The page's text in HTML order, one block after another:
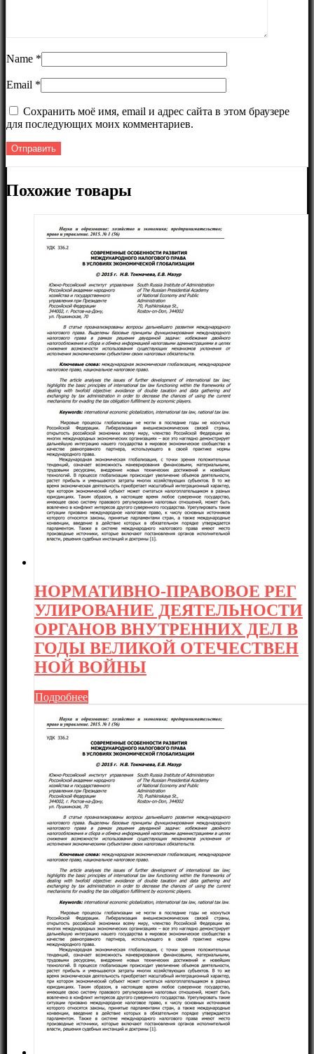
Name *
Email *
Сохранить моё имя, email и адрес сайта в этом браузере
для последующих моих комментариев.
Похожие товары
НОРМАТИВНО-ПРАВОВОЕ РЕГ
УЛИРОВАНИЕ ДЕЯТЕЛЬНОСТИ
ОРГАНОВ ВНУТРЕННИХ ДЕЛ В
ГОДЫ ВЕЛИКОЙ ОТЕЧЕСТВЕН
НОЙ ВОЙНЫ
Подробнее